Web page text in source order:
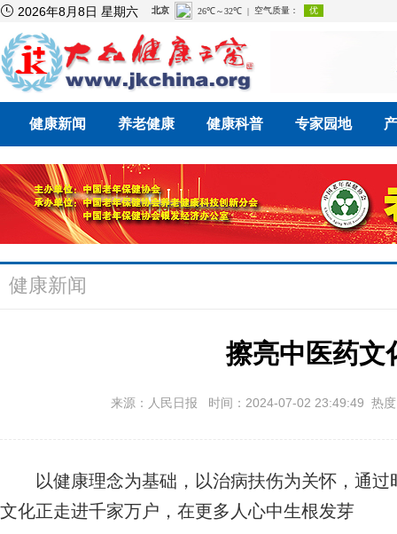
 2026年8月8日 星期六
健康新闻 养老健康 健康科普 专家园地
健康新闻
擦亮中医药文
来源：人民日报 时间：2024-07-02 23:49:49 热
以健康理念为基础，以治病扶伤为关怀，通过
文化正走进千家万户，在更多人心中生根发芽